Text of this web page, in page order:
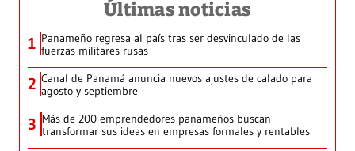
Últimas noticias
1 Panameño regresa al país tras ser desvinculado de las
fuerzas militares rusas
2 Canal de Panamá anuncia nuevos ajustes de calado para
agosto y septiembre
3 Más de 200 emprendedores panameños buscan
transformar sus ideas en empresas formales y rentables